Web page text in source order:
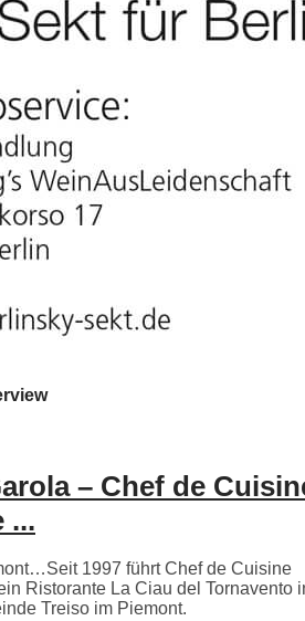
– Chef de
...
1997 führt Chef de Cuisine
Ristorante La Ciau del Tornavento
Treiso im Piemont.